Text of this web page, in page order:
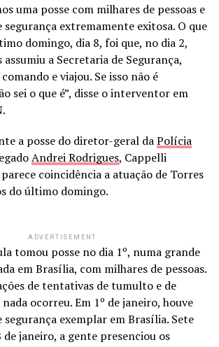
uma posse com milhares de pessoas e
segurança extremamente exitosa. O que
domingo, dia 8, foi que, no dia 2,
a Secretaria de Segurança,
e viajou. Se isso não é
sei o que é”, disse o interventor em
a posse do diretor-geral daPolícia
Andrei Rodrigues, Cappelli
coincidência a atuação de Torres
do último domingo.
ADVERTISEMENT
tomou posse no dia 1º, numa grande
em Brasília, com milhares de pessoas.
de tentativas de tumulto e de
ocorreu. Em 1º de janeiro, houve
segurança exemplar em Brasília. Sete
de janeiro, a gente presenciou os